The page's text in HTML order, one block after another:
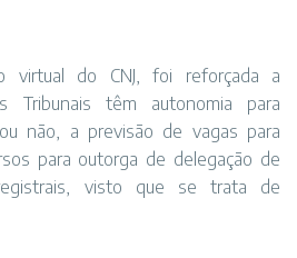
virtual do CNJ, foi reforçada a
Tribunais têm autonomia para
não, a previsão de vagas para
para outorga de delegação de
visto que se trata de